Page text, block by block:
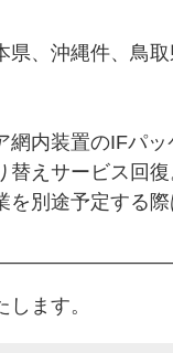
県、沖縄件、鳥
装置のIFパッ
えサービス回復
を別途予定する
ます。